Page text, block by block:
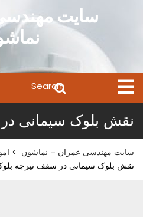
سایت
Open
Menu
for:
نقش بلوک سیمانی
سایت مهندسی عمران – نماشون >
نقش بلوک سیمانی در سقف تیرچه